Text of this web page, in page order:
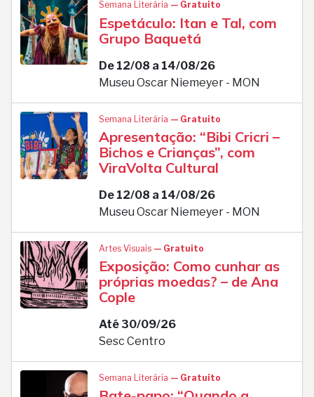
Semana Literária — Gratuito
Espetáculo: Itan e Tal, com
Grupo Baquetá
De 12/08 a 14/08/26
Museu Oscar Niemeyer - MON
Semana Literária — Gratuito
Apresentação: “Bibi Cricri –
Bichos e Crianças”, com
ViraVolta Cultural
De 12/08 a 14/08/26
Museu Oscar Niemeyer - MON
Artes Visuais — Gratuito
Exposição: Como cunhar as
próprias moedas? – de Ana
Cople
Até 30/09/26
Sesc Centro
Semana Literária — Gratuito